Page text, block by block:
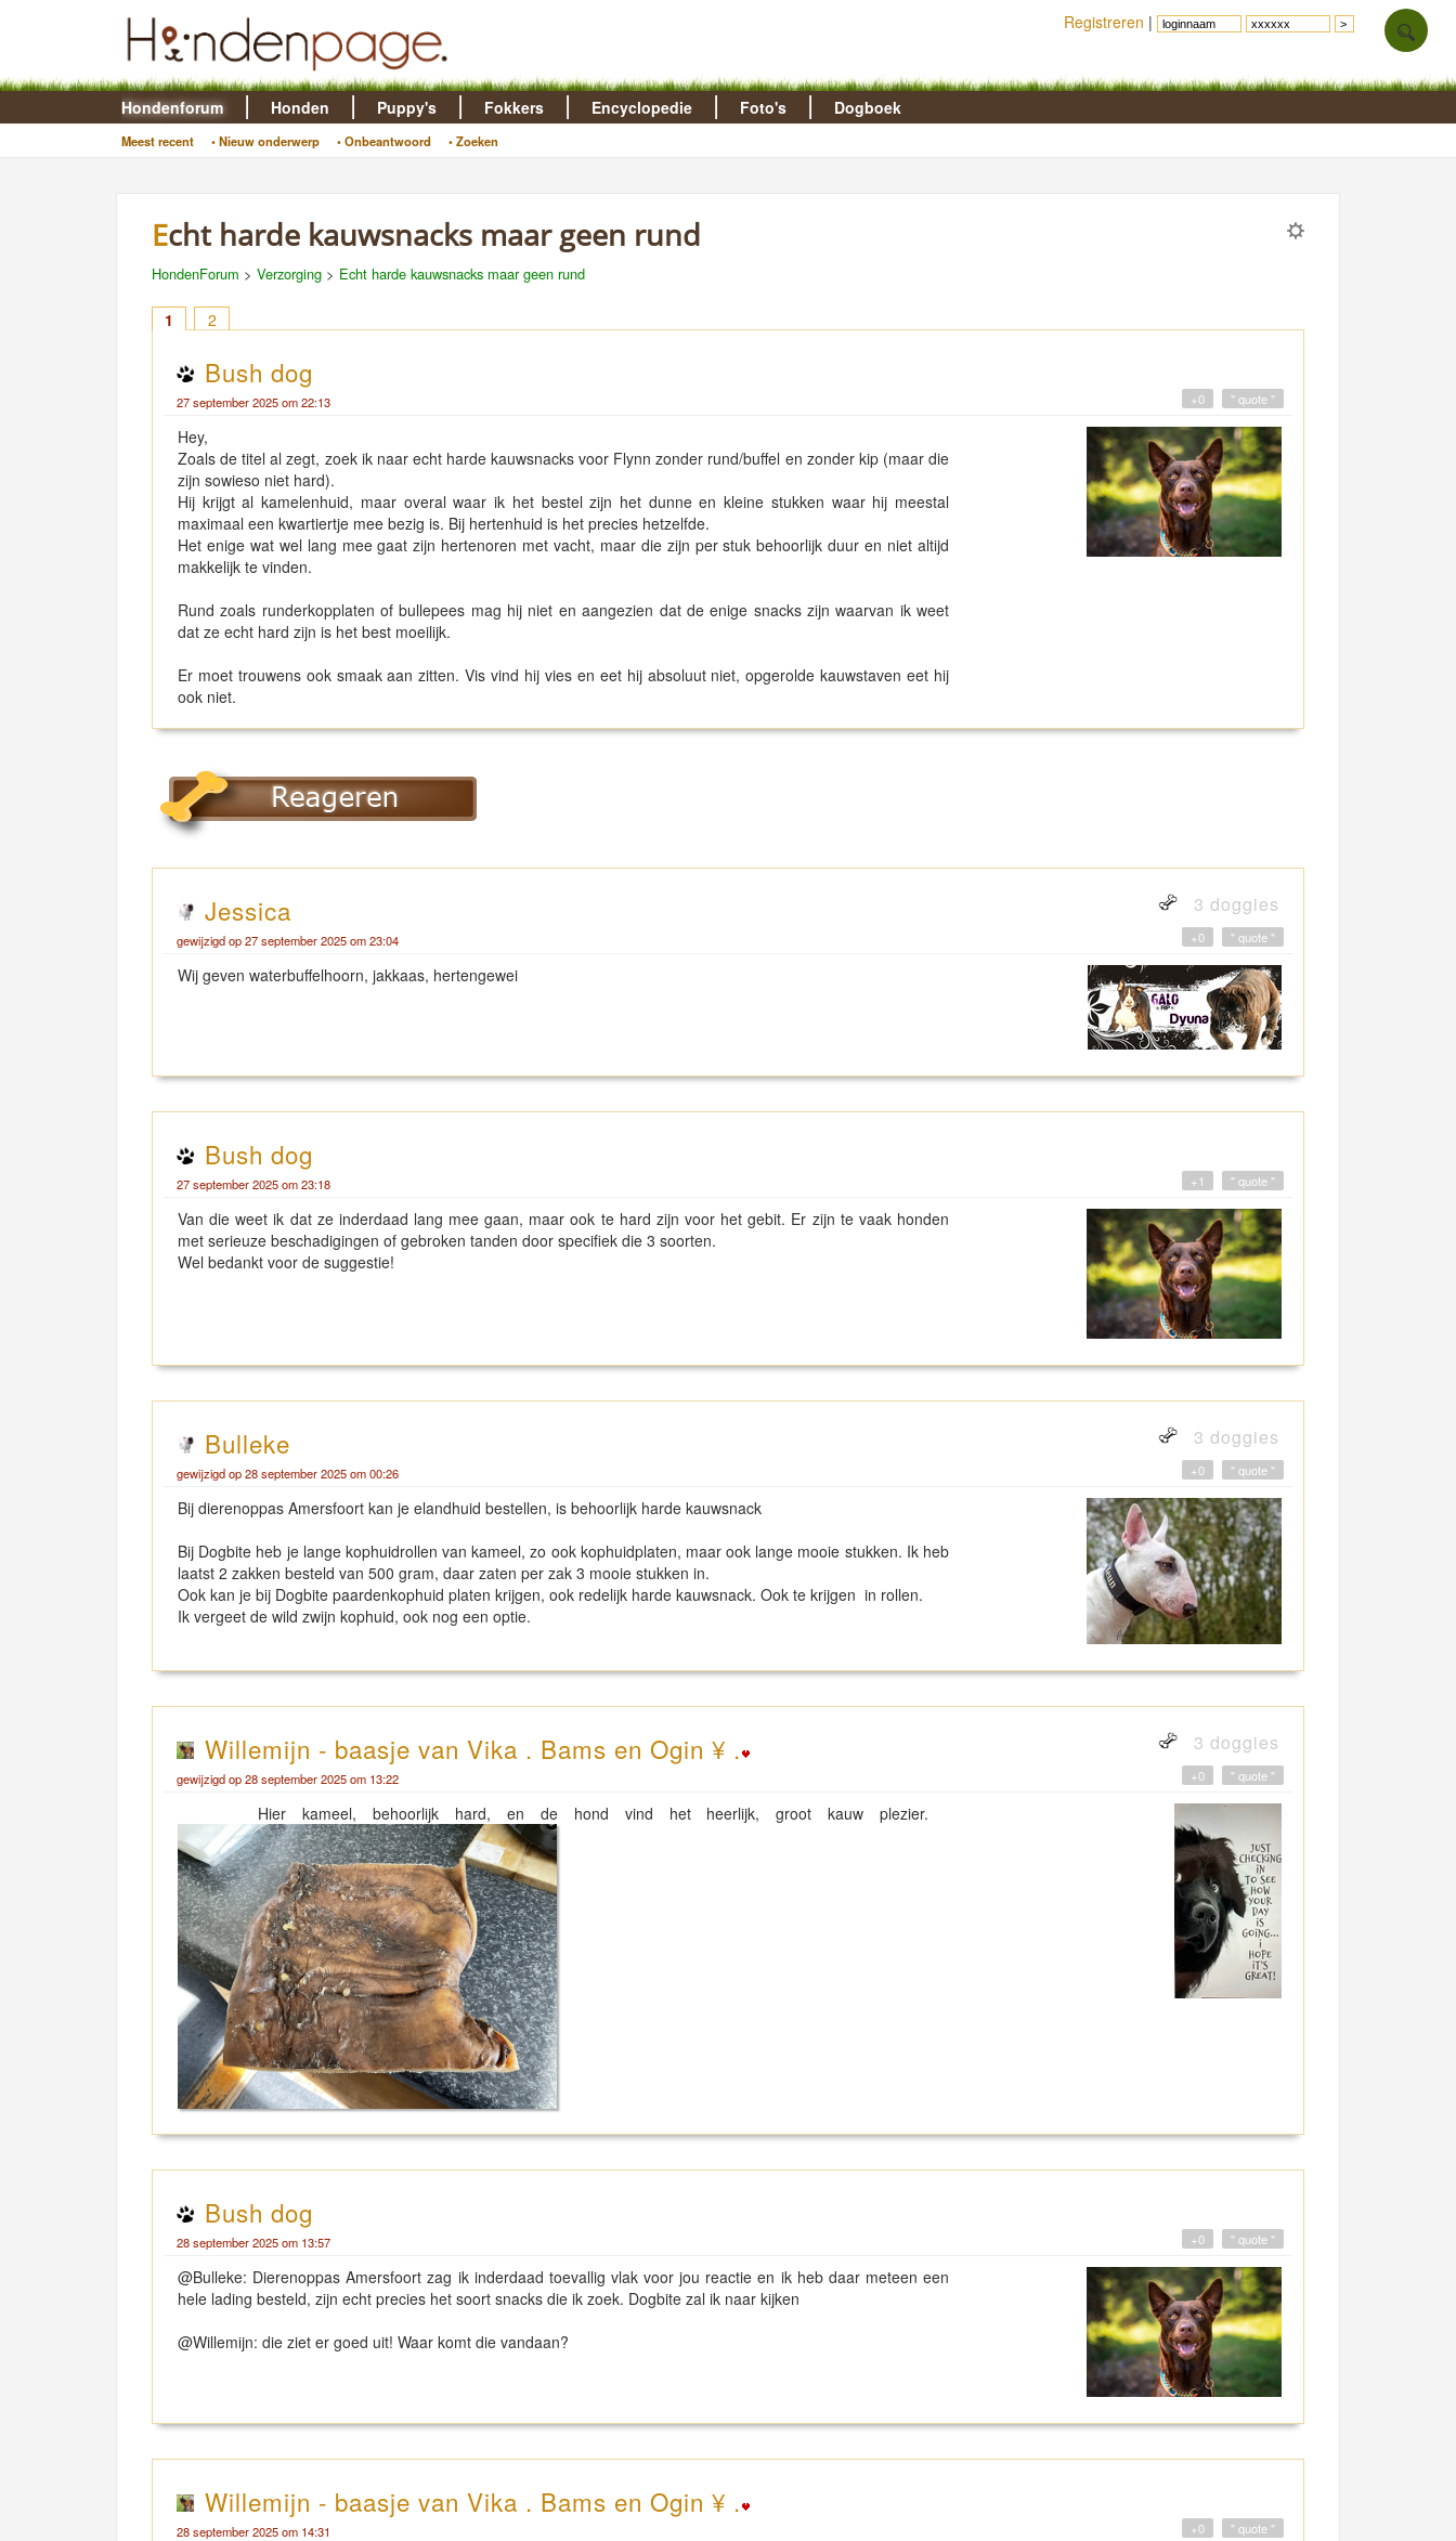
Hondenforum
Meest recent • Nieuw onderwerp • Onbeantwoord • Zoeken
Honden Puppy's Fokkers Encyclopedie Foto's Dogboek
Echt harde kauwsnacks maar geen rund
HondenForum > Verzorging > Echt harde kauwsnacks maar geen rund
1 2
Bush dog
27 september 2025 om 22:13 " quote "
+0
Hey,
Zoals de titel al zegt, zoek ik naar echt harde kauwsnacks voor Flynn zonder rund/buffel en zonder kip (maar die
zijn sowieso niet hard).
Hij krijgt al kamelenhuid, maar overal waar ik het bestel zijn het dunne en kleine stukken waar hij meestal
maximaal een kwartiertje mee bezig is. Bij hertenhuid is het precies hetzelfde.
Het enige wat wel lang mee gaat zijn hertenoren met vacht, maar die zijn per stuk behoorlijk duur en niet altijd
makkelijk te vinden.
Rund zoals runderkopplaten of bullepees mag hij niet en aangezien dat de enige snacks zijn waarvan ik weet
dat ze echt hard zijn is het best moeilijk.
Er moet trouwens ook smaak aan zitten. Vis vind hij vies en eet hij absoluut niet, opgerolde kauwstaven eet hij
ook niet.
Jessica 3 doggies
gewijzigd op 27 september 2025 om 23:04 " quote "
+0
Wij geven waterbuffelhoorn, jakkaas, hertengewei
Bush dog
27 september 2025 om 23:18 " quote "
+1
Van die weet ik dat ze inderdaad lang mee gaan, maar ook te hard zijn voor het gebit. Er zijn te vaak honden
met serieuze beschadigingen of gebroken tanden door specifiek die 3 soorten.
Wel bedankt voor de suggestie!
Bulleke 3 doggies
gewijzigd op 28 september 2025 om 00:26 " quote "
+0
Bij dierenoppas Amersfoort kan je elandhuid bestellen, is behoorlijk harde kauwsnack
Bij Dogbite heb je lange kophuidrollen van kameel, zo ook kophuidplaten, maar ook lange mooie stukken. Ik heb
laatst 2 zakken besteld van 500 gram, daar zaten per zak 3 mooie stukken in.
Ook kan je bij Dogbite paardenkophuid platen krijgen, ook redelijk harde kauwsnack. Ook te krijgen in rollen.
Ik vergeet de wild zwijn kophuid, ook nog een optie.
Willemijn - baasje van Vika . Bams en Ogin ¥ . 3 doggies
gewijzigd op 28 september 2025 om 13:22 " quote "
+0
Hier kameel, behoorlijk hard, en de hond vind het heerlijk, groot kauw plezier.
Bush dog
28 september 2025 om 13:57 " quote "
+0
@Bulleke: Dierenoppas Amersfoort zag ik inderdaad toevallig vlak voor jou reactie en ik heb daar meteen een
hele lading besteld, zijn echt precies het soort snacks die ik zoek. Dogbite zal ik naar kijken
@Willemijn: die ziet er goed uit! Waar komt die vandaan?
Willemijn - baasje van Vika . Bams en Ogin ¥ .
28 september 2025 om 14:31 " quote "
+0
Registreren |